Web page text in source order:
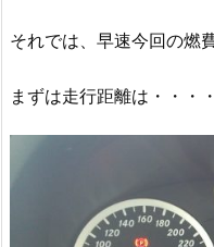
それでは、早速今回の燃
まずは走行距離は・・・・